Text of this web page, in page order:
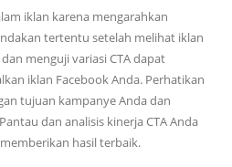
iklan karena mengarahkan
tertentu setelah melihat iklan
menguji variasi CTA dapat
iklan Facebook Anda. Perhatikan
tujuan kampanye Anda dan
dan analisis kinerja CTA Anda
hasil terbaik.